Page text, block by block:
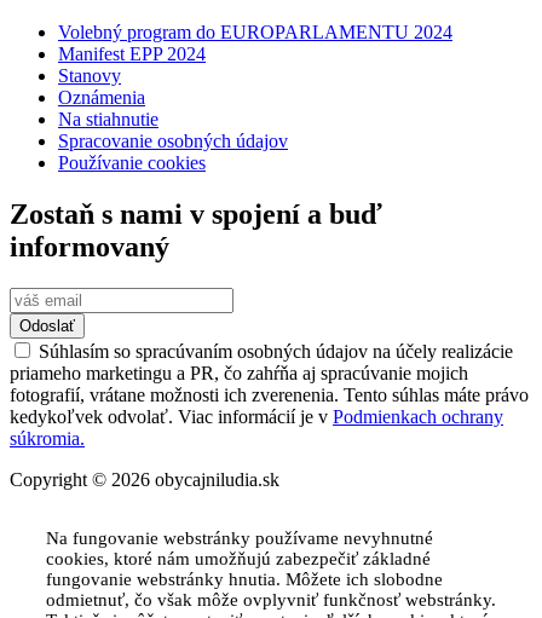
Volebný program do EUROPARLAMENTU 2024
Manifest EPP 2024
Stanovy
Oznámenia
Na stiahnutie
Spracovanie osobných údajov
Používanie cookies
Zostaň s nami v spojení a buď
informovaný
Odoslať
Súhlasím so spracúvaním osobných údajov na účely realizácie
priameho marketingu a PR, čo zahŕňa aj spracúvanie mojich
fotografií, vrátane možnosti ich zverenenia. Tento súhlas máte právo
kedykoľvek odvolať. Viac informácií je v Podmienkach ochrany
súkromia.
Copyright © 2026 obycajniludia.sk
Na fungovanie webstránky používame nevyhnutné
cookies, ktoré nám umožňujú zabezpečiť základné
fungovanie webstránky hnutia. Môžete ich slobodne
odmietnuť, čo však môže ovplyvniť funkčnosť webstránky.